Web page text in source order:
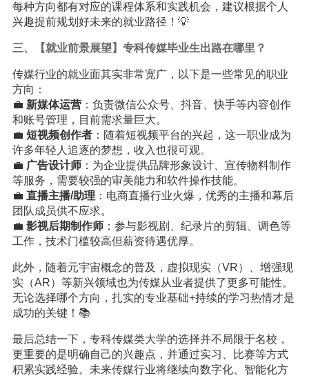
每种方向都有对应的课程体系和实践机会，建议根据个人
兴趣提前规划好未来的就业路径！💡
三、【就业前景展望】专科传媒毕业生出路在哪里？
传媒行业的就业面其实非常宽广，以下是一些常见的职业
方向：
💼 新媒体运营：负责微信公众号、抖音、快手等内容创作
和账号管理，目前需求量巨大。
💼 短视频创作者：随着短视频平台的兴起，这一职业成为
许多年轻人追逐的梦想，收入也很可观。
💼 广告设计师：为企业提供品牌形象设计、宣传物料制作
等服务，需要较强的审美能力和软件操作技能。
💼 直播主播/助理 ：电商直播行业火爆，优秀的主播和幕后
团队成员供不应求。
💼 影视后期制作师：参与影视剧、纪录片的剪辑、调色等
工作，技术门槛较高但薪资待遇优厚。
此外，随着元宇宙概念的普及，虚拟现实（VR）、增强现
实（AR）等新兴领域也为传媒从业者提供了更多可能性。
无论选择哪个方向，扎实的专业基础+持续的学习热情才是
成功的关键！📚
最后总结一下，专科传媒类大学的选择并不局限于名校，
更重要的是明确自己的兴趣点，并通过实习、比赛等方式
积累实践经验。未来传媒行业将继续向数字化、智能化方